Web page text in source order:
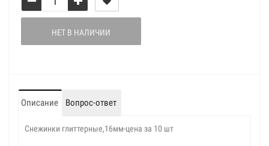
НЕТ В НАЛИЧИИ
Описание Вопрос-ответ
Снежинки глиттерные,16мм-цена за 10 шт